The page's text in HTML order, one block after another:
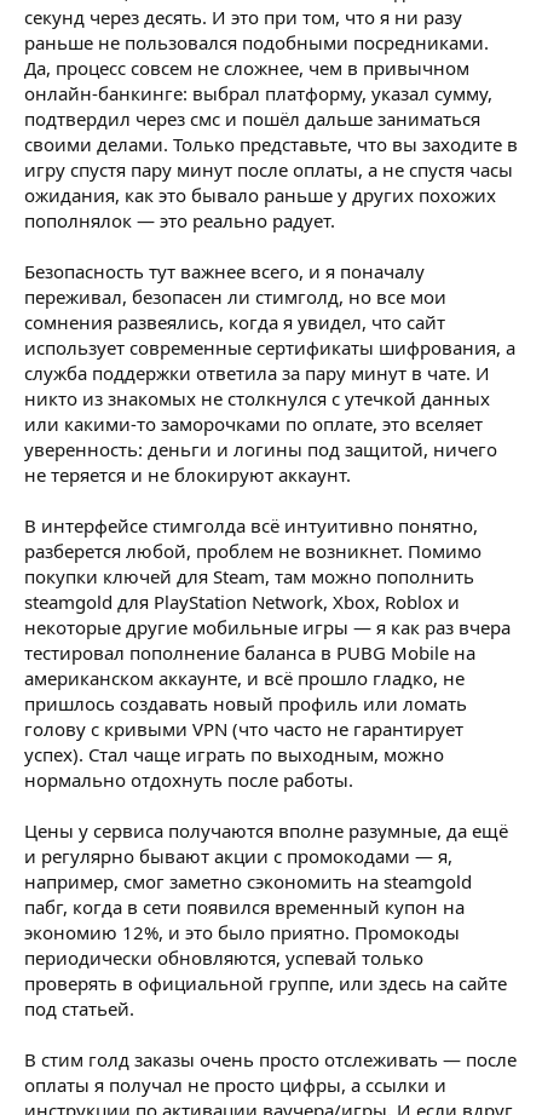
секунд через десять. И это при том, что я ни разу
раньше не пользовался подобными посредниками.
Да, процесс совсем не сложнее, чем в привычном
онлайн-банкинге: выбрал платформу, указал сумму,
подтвердил через смс и пошёл дальше заниматься
своими делами. Только представьте, что вы заходите в
игру спустя пару минут после оплаты, а не спустя часы
ожидания, как это бывало раньше у других похожих
пополнялок — это реально радует.
Безопасность тут важнее всего, и я поначалу
переживал, безопасен ли стимголд, но все мои
сомнения развеялись, когда я увидел, что сайт
использует современные сертификаты шифрования, а
служба поддержки ответила за пару минут в чате. И
никто из знакомых не столкнулся с утечкой данных
или какими-то заморочками по оплате, это вселяет
уверенность: деньги и логины под защитой, ничего
не теряется и не блокируют аккаунт.
В интерфейсе стимголда всё интуитивно понятно,
разберется любой, проблем не возникнет. Помимо
покупки ключей для Steam, там можно пополнить
steamgold для PlayStation Network, Xbox, Roblox и
некоторые другие мобильные игры — я как раз вчера
тестировал пополнение баланса в PUBG Mobile на
американском аккаунте, и всё прошло гладко, не
пришлось создавать новый профиль или ломать
голову с кривыми VPN (что часто не гарантирует
успех). Стал чаще играть по выходным, можно
нормально отдохнуть после работы.
Цены у сервиса получаются вполне разумные, да ещё
и регулярно бывают акции с промокодами — я,
например, смог заметно сэкономить на steamgold
пабг, когда в сети появился временный купон на
экономию 12%, и это было приятно. Промокоды
периодически обновляются, успевай только
проверять в официальной группе, или здесь на сайте
под статьей.
В стим голд заказы очень просто отслеживать — после
оплаты я получал не просто цифры, а ссылки и
инструкции по активации ваучера/игры. И если вдруг